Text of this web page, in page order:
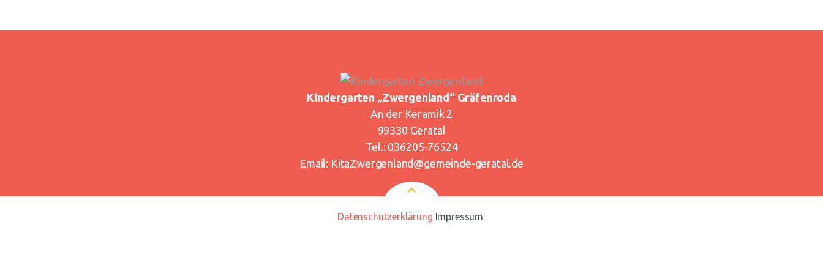
Kindergarten „Zwergenland“ Gräfenroda
An der Keramik 2
99330 Geratal
Tel.: 036205-76524
Email: KitaZwergenland@gemeinde-geratal.de
Datenschutzerklärung Impressum